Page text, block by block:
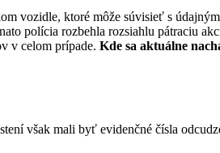
vozidle, ktoré môže súvisieť s
polícia rozbehla rozsiahlu pátraciu
v celom prípade. Kde sa aktuálne
však mali byť evidenčné čísla